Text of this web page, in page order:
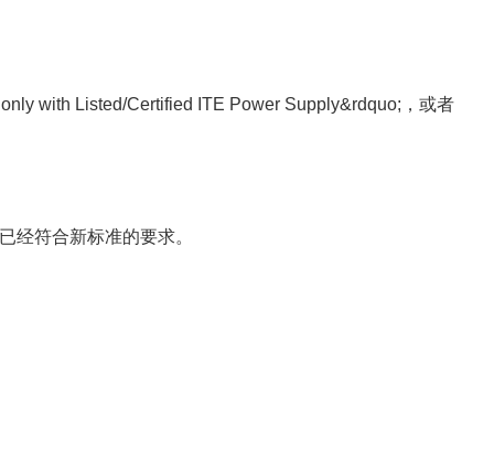
with Listed/Certified ITE Power Supply&rdquo; ，或者
经符合新标准的要求。